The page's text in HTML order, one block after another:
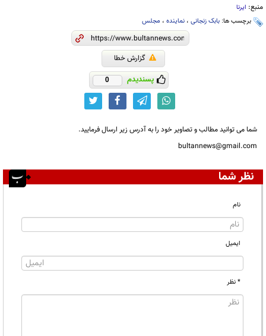
منبع: ایرنا
برچسب ها: بابک زنجانی ، نماینده ، مجلس
گزارش خطا
پسندیدم 0
شما می توانید مطالب و تصاویر خود را به آدرس زیر ارسال فرمایید.
bultannews@gmail.com
نظر شما
نام
ایمیل
* نظر